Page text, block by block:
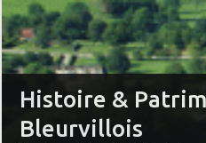
Histoire &
Bleurvillois